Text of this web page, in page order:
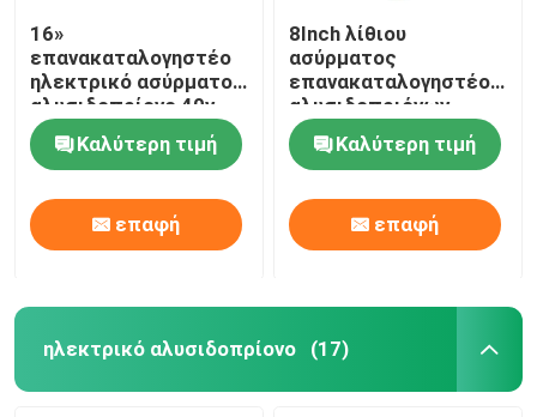
16»
επανακαταλογηστέο
ηλεκτρικό ασύρματο
αλυσιδοπρίονο 40v
ισχύος της μπαταρίας
για τον κήπο
Καλύτερη τιμή
επαφή
8Inch λίθιου
ασύρματος
επανακαταλογηστέος
αλυσιδοπριόνων
μπαταριών φορητός
μίνι Καλύτερη τιμή
επαφή
ηλεκτρικό αλυσιδοπρίονο (17)